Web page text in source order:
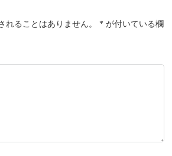
れることはありません。 * が付いている欄